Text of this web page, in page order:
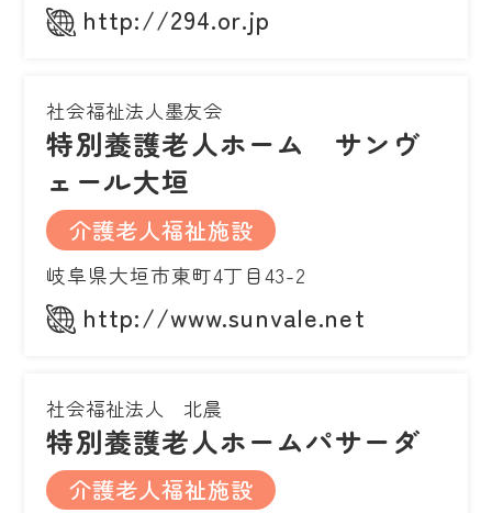
http://294.or.jp
社会福祉法人墨友会
特別養護老人ホーム サンヴ
ェール大垣
介護老人福祉施設
岐阜県大垣市東町4丁目43-2
http://www.sunvale.net
社会福祉法人 北晨
特別養護老人ホームパサーダ
介護老人福祉施設